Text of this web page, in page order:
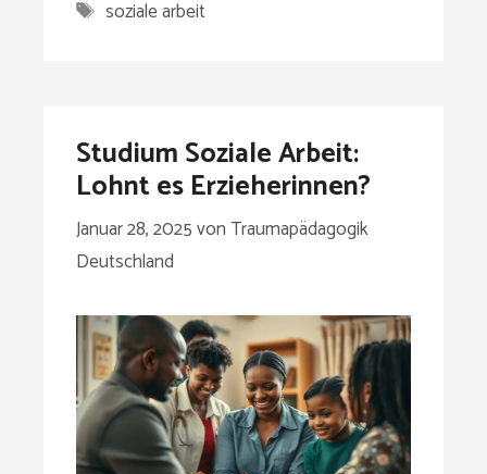
Schlagwörter
soziale arbeit
Studium Soziale Arbeit:
Lohnt es Erzieherinnen?
Januar 28, 2025vonTraumapädagogik
Deutschland